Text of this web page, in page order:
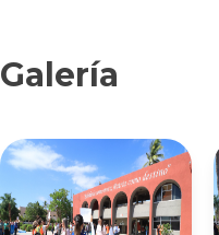
Galería